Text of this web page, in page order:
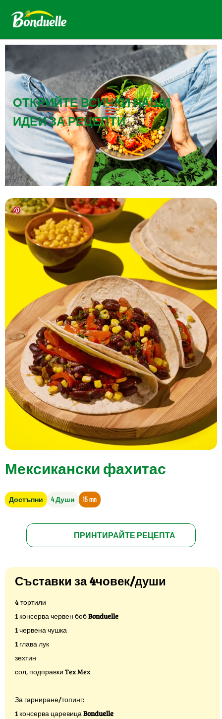
ОТКРИЙТЕ ВСИЧКИ НАШИ
ИДЕИ ЗА РЕЦЕПТИ
Мексикански фахитас
Достъпни 4 Души 15 mn
ПРИНТИРАЙТЕ РЕЦЕПТА
Съставки за 4човек/души
4 тортили
1 консерва червен бобBonduelle
1 червена чушка
1 глава лук
зехтин
сол, подправки Tex Mex
За гарниране/топинг:
1 консерва царевицаBonduelle